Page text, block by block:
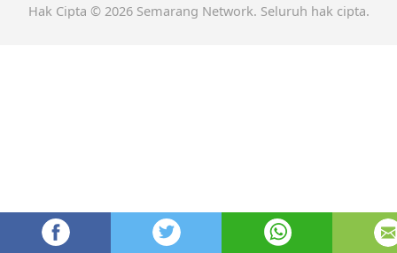
Hak Cipta © 2026 Semarang Network. Seluruh hak cipta.